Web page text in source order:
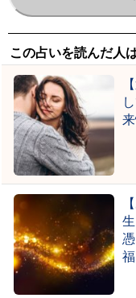
この占いを読んだ人